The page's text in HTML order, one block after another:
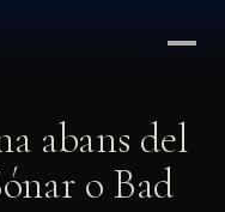
abans del
o Bad